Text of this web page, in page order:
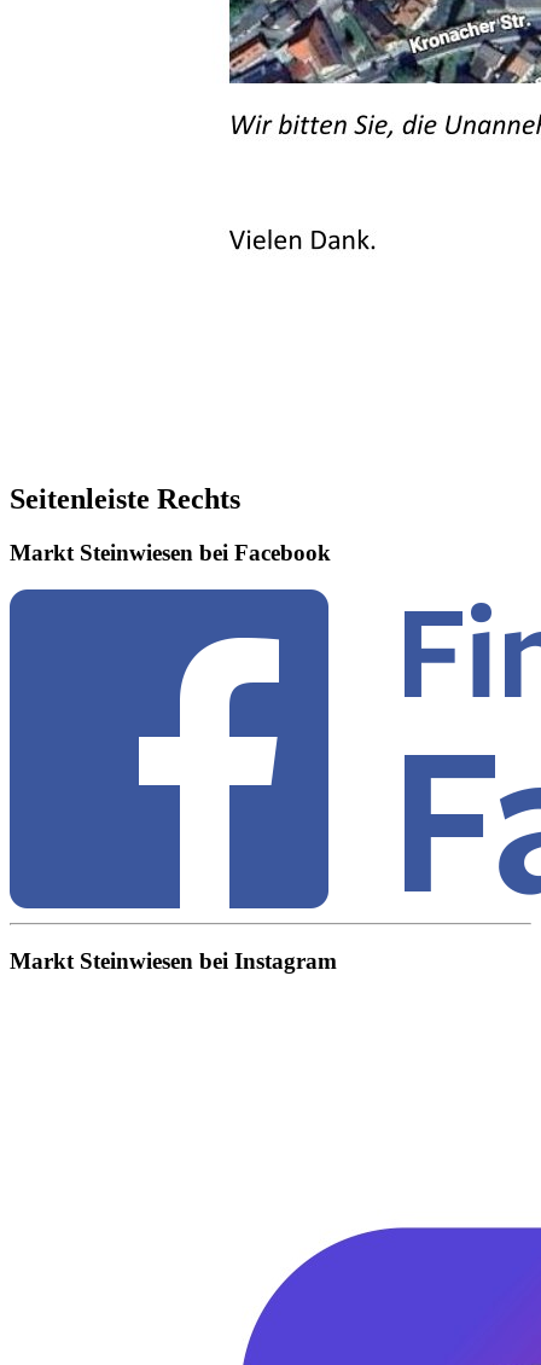
Seitenleiste Rechts
Markt Steinwiesen bei Facebook
Markt Steinwiesen bei Instagram